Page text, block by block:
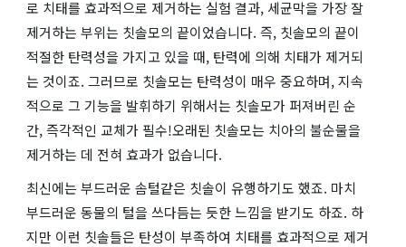
로 치태를 효과적으로 제거하는 실험 결과, 세균막을 가장 잘
제거하는 부위는 칫솔모의 끝이었습니다. 즉, 칫솔모의 끝이
적절한 탄력성을 가지고 있을 때, 탄력에 의해 치태가 제거되
는 것이죠. 그러므로 칫솔모는 탄력성이 매우 중요하며, 지속
적으로 그 기능을 발휘하기 위해서는 칫솔모가 퍼져버린 순
간, 즉각적인 교체가 필수!오래된 칫솔모는 치아의 불순물을
제거하는 데 전혀 효과가 없습니다.
최신에는 부드러운 솜털같은 칫솔이 유행하기도 했죠. 마치
부드러운 동물의 털을 쓰다듬는 듯한 느낌을 받기도 하죠. 하
지만 이런 칫솔들은 탄성이 부족하여 치태를 효과적으로 제거